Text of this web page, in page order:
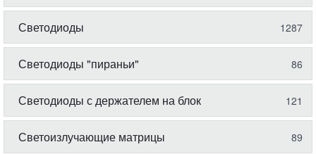
Светодиоды 1287
Светодиоды "пираньи" 86
Светодиоды с держателем на блок 121
Светоизлучающие матрицы 89